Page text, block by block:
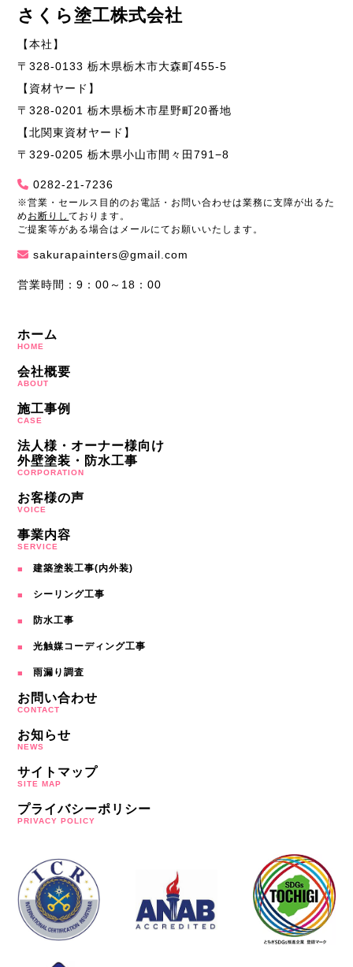
さくら塗工株式会社
【本社】
〒328-0133 栃木県栃木市大森町455-5
【資材ヤード】
〒328-0201 栃木県栃木市星野町20番地
【北関東資材ヤード】
〒329-0205 栃木県小山市間々田791−8
0282-21-7236
※営業・セールス目的のお電話・お問い合わせは業務に支障が出るた
め お断りしております。
ご提案等がある場合はメールにてお願いいたします。
sakurapainters@gmail.com
営業時間：9：00～18：00
ホーム
HOME
会社概要
ABOUT
施工事例
CASE
法人様・オーナー様向け
外壁塗装・防水工事
CORPORATION
お客様の声
VOICE
事業内容
SERVICE
建築塗装工事(内外装)
シーリング工事
防水工事
光触媒コーディング工事
雨漏り調査
お問い合わせ
CONTACT
お知らせ
NEWS
サイトマップ
SITE MAP
プライバシーポリシー
PRIVACY POLICY